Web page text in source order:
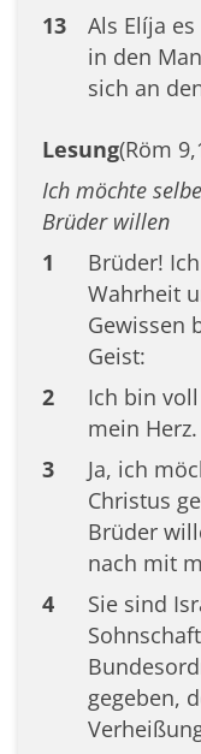
13
Als Elíja
in den
sich an
Lesung(Röm
Ich möchte
Brüder willen
1
Brüder!
Wahrheit
Gewissen
Geist:
2
Ich bin
mein Herz.
3
Ja, ich
Christus
Brüder
nach mit
4
Sie sind
gegeben,